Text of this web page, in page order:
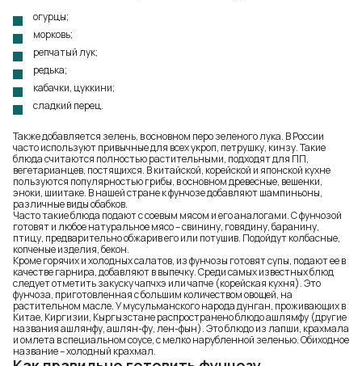
огурцы;
морковь;
репчатый лук;
редька;
кабачки, цуккини;
сладкий перец.
Также добавляется зелень, в основном перо зеленого лука. В России
часто используют привычные для всех укроп, петрушку, кинзу. Такие
блюда считаются полностью растительными, подходят для ПП,
вегетарианцев, постящихся. В китайской, корейской и японской кухне
пользуются популярностью грибы, в основном древесные, вешенки,
эноки, шиитаке. В нашей стране к фунчозе добавляют шампиньоны,
различные виды обабков.
Часто такие блюда подают с соевым мясом и его аналогами. С фунчозой
готовят и любое натуральное мясо – свинину, говядину, баранину,
птицу, предварительно обжарив его или потушив. Подойдут колбасные,
копченые изделия, бекон.
Кроме горячих и холодных салатов, из фунчозы готовят супы, подают ее в
качестве гарнира, добавляют в выпечку. Среди самых известных блюд
следует отметить закуску чапчхэ или чапче (корейская кухня). Это
фунчоза, приготовленная с большим количеством овощей, на
растительном масле. У мусульманского народа дунган, проживающих в
Китае, Киргизии, Кыргызстане распространено блюдо ашлямфу (другие
названия ашлянфу, ашлян-фу, лен-фын). Это блюдо из лапши, крахмала
и омлета в специальном соусе, с мелко нарубленной зеленью. Обиходное
название – холодный крахмал.